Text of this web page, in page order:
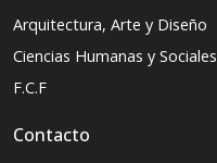
Arquitectura, Arte y Diseño
Ciencias Humanas y Sociales
F.C.F
Contacto